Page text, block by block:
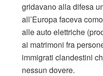
gridavano alla difesa
all’Europa faceva
alle auto elettriche
ai matrimoni fra
immigrati clandestini
nessun dovere.